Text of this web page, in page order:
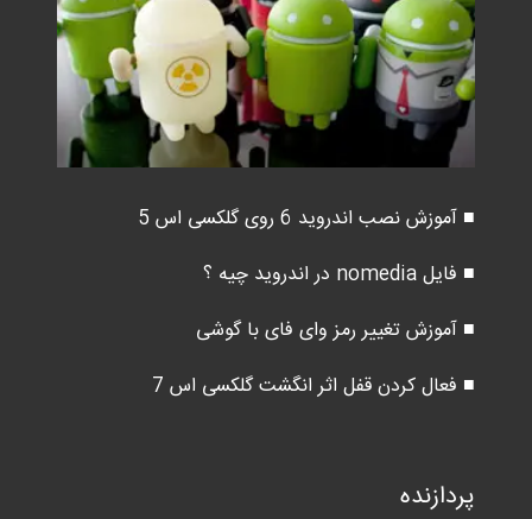
■ آموزش نصب اندروید 6 روی گلکسی اس 5
■ فایل nomedia در اندروید چیه ؟
■ آموزش تغییر رمز وای فای با گوشی
■ فعال کردن قفل اثر انگشت گلکسی اس 7
پردازنده